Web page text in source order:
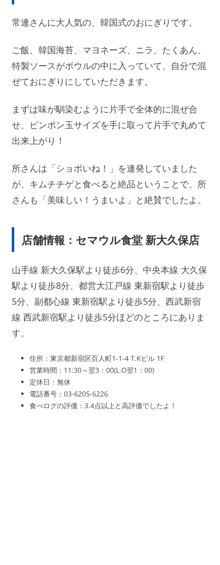
常連さんに大人気の、韓国式のおにぎりです。
ご飯、韓国海苔、マヨネーズ、ニラ、たくあん、
特製ソースがボウルの中に入っていて、自分で混
ぜておにぎりにしていただきます。
まずは味が馴染むように片手で全体的に混ぜ合
せ、ピンポン玉サイズを手に取って片手で丸めて
出来上がり！
所さんは「ショボいね！」を連発していました
が、キムチチゲと食べると絶品ということで、所
さんも「美味しい！うまいよ」と絶賛でしたよ。
店舗情報：セマウル食堂 新大久保店
山手線 新大久保駅より徒歩6分、中央本線 大久保
駅より徒歩8分、都営大江戸線 東新宿駅より徒歩
5分、副都心線 東新宿駅より徒歩5分、西武新宿
線 西武新宿駅より徒歩5分ほどのところにありま
す。
住所：東京都新宿区百人町1-1-4 T.Kビル 1F
営業時間：11:30～翌3：00(L.O翌1：00)
定休日：無休
電話番号：03-6205-6226
食べログの評価：3.4点以上と高評価でしたよ！